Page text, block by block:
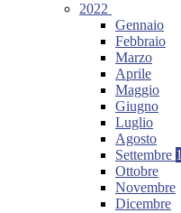
2022
Gennaio
Febbraio
Marzo
Aprile
Maggio
Giugno
Luglio
Agosto
Settembre 1
Ottobre
Novembre
Dicembre